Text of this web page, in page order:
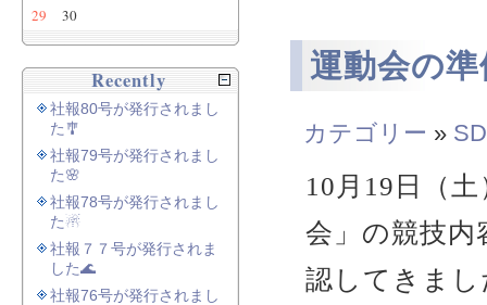
運動会の
カテゴリー »
10月19日（
会」の競技内
認してきまし
29
30
Recently
社報80号が発行されまし
た🎐
社報79号が発行されまし
た🌸
社報78号が発行されまし
た☃
社報７７号が発行されま
した🌊
社報76号が発行されまし